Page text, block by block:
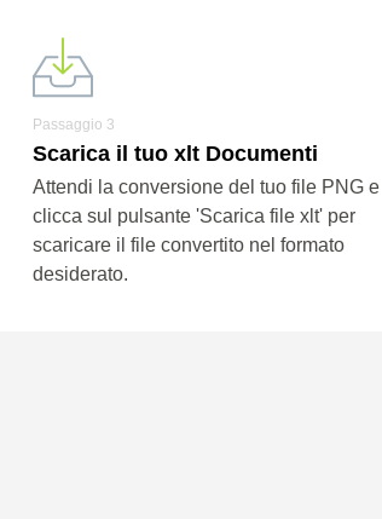
Passaggio 3
Scarica il tuo xlt Documenti
Attendi la conversione del tuo file PNG e
clicca sul pulsante 'Scarica file xlt' per
scaricare il file convertito nel formato
desiderato.